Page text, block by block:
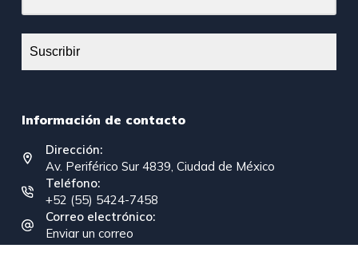
Suscribir
Información de contacto
Dirección:
Av. Periférico Sur 4839, Ciudad de México
Teléfono:
+52 (55) 5424-7458
Correo electrónico:
Enviar un correo